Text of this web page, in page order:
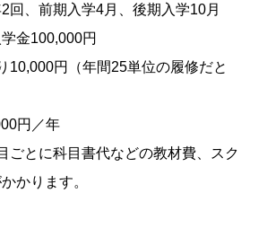
、前期入学4月、後期入学10月
金100,000円
10,000円（年間25単位の履修だと
円／年
ごとに科目書代などの教材費、スク
かります。